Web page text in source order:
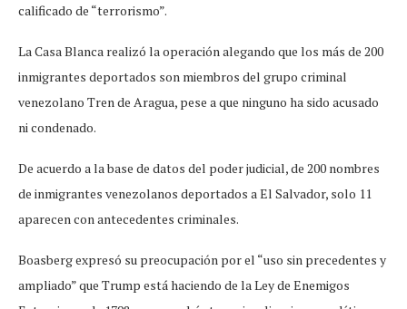
calificado de “terrorismo”.
La Casa Blanca realizó la operación alegando que los más de 200
inmigrantes deportados son miembros del grupo criminal
venezolano Tren de Aragua, pese a que ninguno ha sido acusado
ni condenado.
De acuerdo a la base de datos del poder judicial, de 200 nombres
de inmigrantes venezolanos deportados a El Salvador, solo 11
aparecen con antecedentes criminales.
Boasberg expresó su preocupación por el “uso sin precedentes y
ampliado” que Trump está haciendo de la Ley de Enemigos